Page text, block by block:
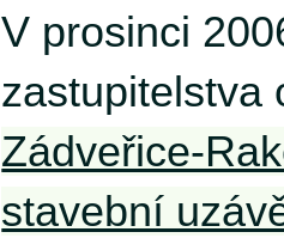
V prosinci
zastupitelstva
Zádveřice-
stavební